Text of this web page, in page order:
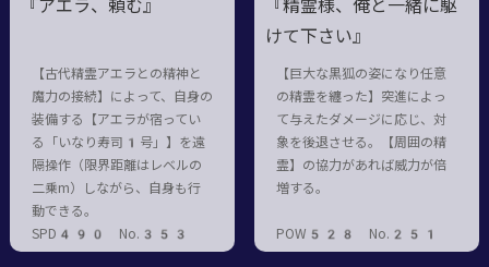
『アエラ、頼む』
【古代精霊アエラとの精神と
魔力の接続】によって、自身の
装備する【アエラが宿ってい
る「いなり寿司1号」】を遠
隔操作（限界距離はレベルの
二乗m）しながら、自身も行
動できる。
SPD490 No.353
『精霊様、俺と一緒に駆
けて下さい』
【巨大な黒狐の姿になり任意
の精霊を纏った】突進によっ
て与えたダメージに応じ、対
象を後退させる。【周囲の精
霊】の協力があれば威力が倍
増する。
POW528 No.251